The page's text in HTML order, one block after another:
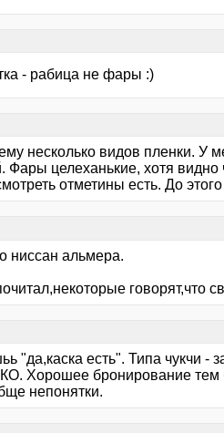
- рабица не фары :)
несколько видов пленки. У
Фары целеханькие, хотя
отметины есть. До
ниссан альмера.
говорят,что
"да,каска есть". Типа чукчи -
Хорошее бронирование тем
непонятки.